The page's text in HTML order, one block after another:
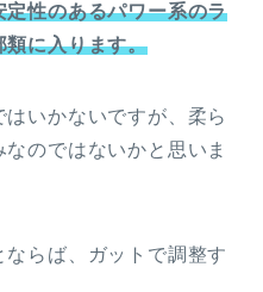
性のあるパワー系のラ
類に入ります。
いかないですが、柔ら
のではないかと思いま
らば、ガットで調整す